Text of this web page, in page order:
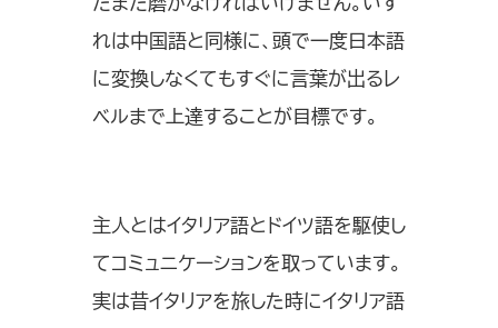
れは中国語と同様に、頭で一度日本語
に変換しなくてもすぐに言葉が出るレ
ベルまで上達することが目標です。
主人とはイタリア語とドイツ語を駆使し
てコミュニケーションを取っています。
実は昔イタリアを旅した時にイタリア語